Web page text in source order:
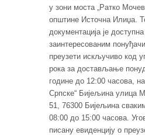
у зони моста „Ратко
општине Источна Илиџа.
документација је
заинтересованим
преузети искључиво код
рока за достављање
године до 12:00 часова,
Српске“ Бијељина улица
51, 76300 Бијељина
08:00 до 15:00 часова.
писану евиденцију о